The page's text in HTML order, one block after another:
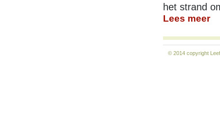
het strand
Lees meer
© 2014 copyright